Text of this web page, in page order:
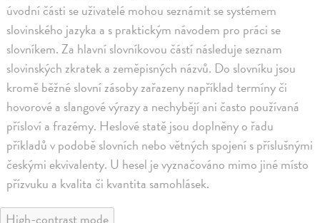
úvodní části se uživatelé mohou seznámit se systémem
slovinského jazyka a s praktickým návodem pro práci se
slovníkem. Za hlavní slovníkovou částí následuje seznam
slovinských zkratek a zeměpisných názvů. Do slovníku jsou
kromě běžné slovní zásoby zařazeny například termíny či
hovorové a slangové výrazy a nechybějí ani často používaná
přísloví a frazémy. Heslové statě jsou doplněny o řadu
příkladů v podobě slovních nebo větných spojení s příslušnými
českými ekvivalenty. U hesel je vyznačováno mimo jiné místo
přízvuku a kvalita či kvantita samohlásek.